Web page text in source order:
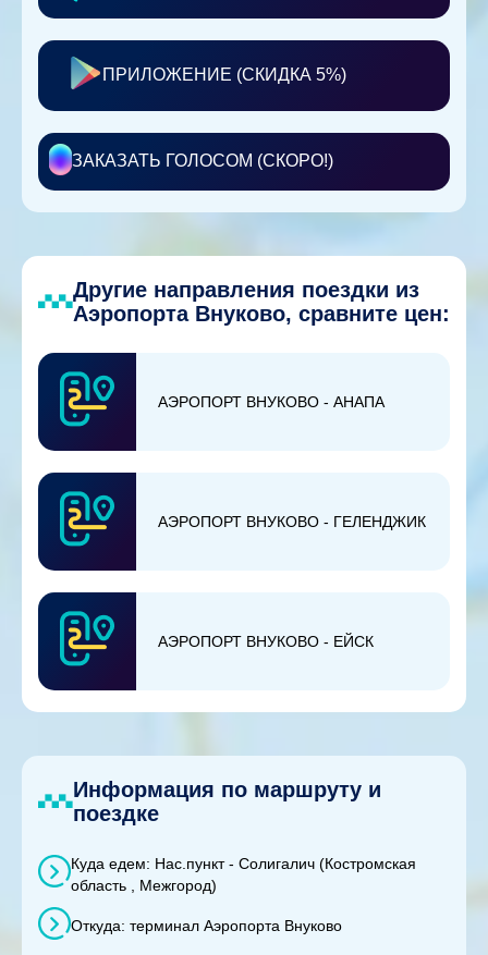
ПРИЛОЖЕНИЕ (СКИДКА 5%)
ЗАКАЗАТЬ ГОЛОСОМ (СКОРО!)
Другие направления поездки из
Аэропорта Внуково, сравните цен:
АЭРОПОРТ ВНУКОВО - АНАПА
АЭРОПОРТ ВНУКОВО - ГЕЛЕНДЖИК
АЭРОПОРТ ВНУКОВО - ЕЙСК
Информация по маршруту и
поездке
Куда едем: Нас.пункт - Солигалич (Костромская
область , Межгород)
Откуда: терминал Аэропорта Внуково